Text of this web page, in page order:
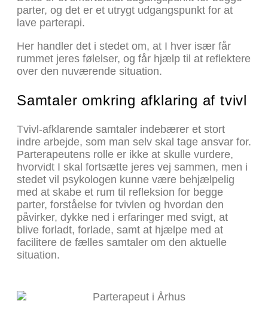
parter, og det er et utrygt udgangspunkt for at
lave parterapi.
Her handler det i stedet om, at I hver især får
rummet jeres følelser, og får hjælp til at reflektere
over den nuværende situation.
Samtaler omkring afklaring af tvivl
Tvivl-afklarende samtaler indebærer et stort
indre arbejde, som man selv skal tage ansvar for.
Parterapeutens rolle er ikke at skulle vurdere,
hvorvidt I skal fortsætte jeres vej sammen, men i
stedet vil psykologen kunne være behjælpelig
med at skabe et rum til refleksion for begge
parter, forståelse for tvivlen og hvordan den
påvirker, dykke ned i erfaringer med svigt, at
blive forladt, forlade, samt at hjælpe med at
facilitere de fælles samtaler om den aktuelle
situation.